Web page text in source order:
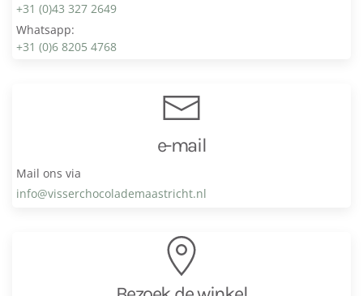
+31 (0)43 327 2649
Whatsapp:
+31 (0)6 8205 4768
e-mail
Mail ons via
info@visser­chocolade­maastricht.nl